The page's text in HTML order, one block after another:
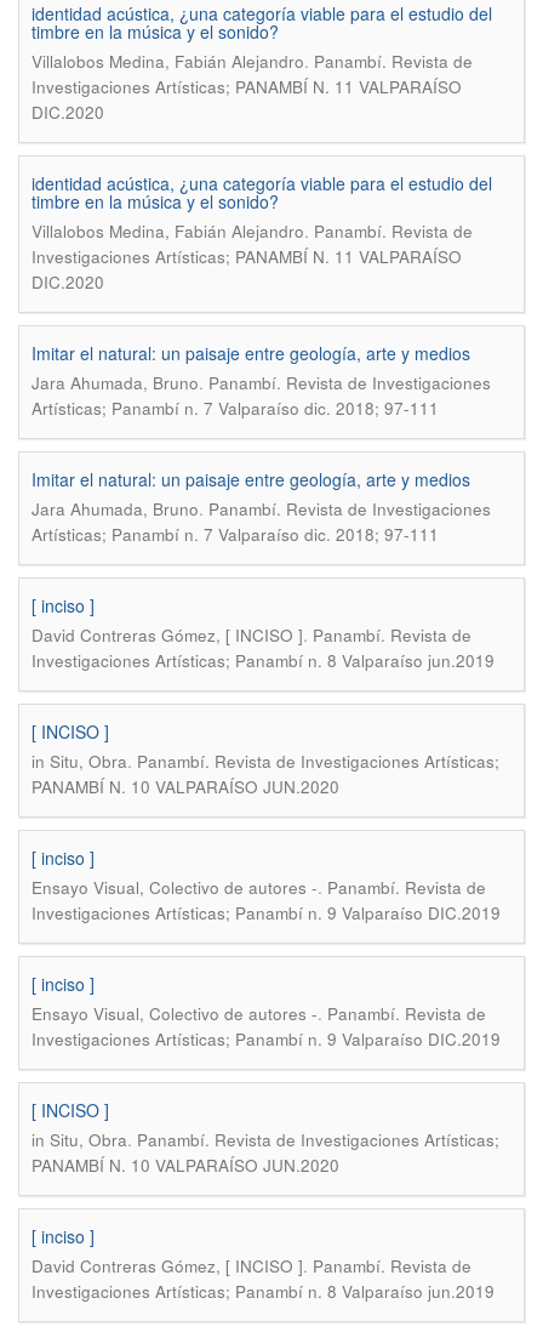
identidad acústica, ¿una categoría viable para el estudio del
timbre en la música y el sonido?
Villalobos Medina, Fabián Alejandro. Panambí. Revista de
Investigaciones Artísticas; PANAMBÍ N. 11 VALPARAÍSO
DIC.2020
identidad acústica, ¿una categoría viable para el estudio del
timbre en la música y el sonido?
Villalobos Medina, Fabián Alejandro. Panambí. Revista de
Investigaciones Artísticas; PANAMBÍ N. 11 VALPARAÍSO
DIC.2020
Imitar el natural: un paisaje entre geología, arte y medios
Jara Ahumada, Bruno. Panambí. Revista de Investigaciones
Artísticas; Panambí n. 7 Valparaíso dic. 2018; 97-111
Imitar el natural: un paisaje entre geología, arte y medios
Jara Ahumada, Bruno. Panambí. Revista de Investigaciones
Artísticas; Panambí n. 7 Valparaíso dic. 2018; 97-111
[ inciso ]
David Contreras Gómez, [ INCISO ]. Panambí. Revista de
Investigaciones Artísticas; Panambí n. 8 Valparaíso jun.2019
[ INCISO ]
in Situ, Obra. Panambí. Revista de Investigaciones Artísticas;
PANAMBÍ N. 10 VALPARAÍSO JUN.2020
[ inciso ]
Ensayo Visual, Colectivo de autores -. Panambí. Revista de
Investigaciones Artísticas; Panambí n. 9 Valparaíso DIC.2019
[ inciso ]
Ensayo Visual, Colectivo de autores -. Panambí. Revista de
Investigaciones Artísticas; Panambí n. 9 Valparaíso DIC.2019
[ INCISO ]
in Situ, Obra. Panambí. Revista de Investigaciones Artísticas;
PANAMBÍ N. 10 VALPARAÍSO JUN.2020
[ inciso ]
David Contreras Gómez, [ INCISO ]. Panambí. Revista de
Investigaciones Artísticas; Panambí n. 8 Valparaíso jun.2019